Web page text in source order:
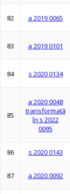
82 a 2019 0065
83 a 2019 0101
84 s 2020 0134
85
a 2020 0048
transformată
în s 2022
0095
86 s 2020 0143
87 a 2020 0092